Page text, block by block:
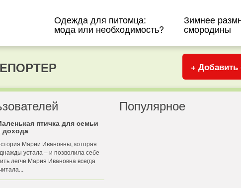
Одежда для питомца:
мода или необходимость?
Зимнее
смородины
+
птичка для семьи
дохода
Марии Ивановны, которая
устала – и позволила себе
легче Мария Ивановна всегда
Популярное